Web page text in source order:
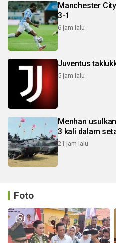
Manchester
3-1
6 jam lalu
Juventus
5 jam lalu
Menhan
3 kali dalam
21 jam lalu
Foto